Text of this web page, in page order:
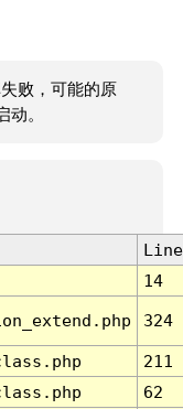
败，可能的原
。
Line
14
324
211
62